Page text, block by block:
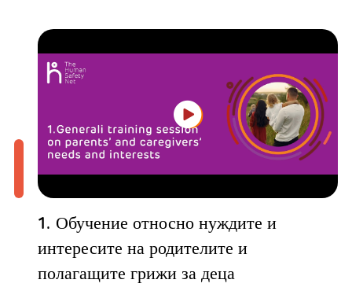
1. Обучение относно нуждите и
интересите на родителите и
полагащите грижи за деца